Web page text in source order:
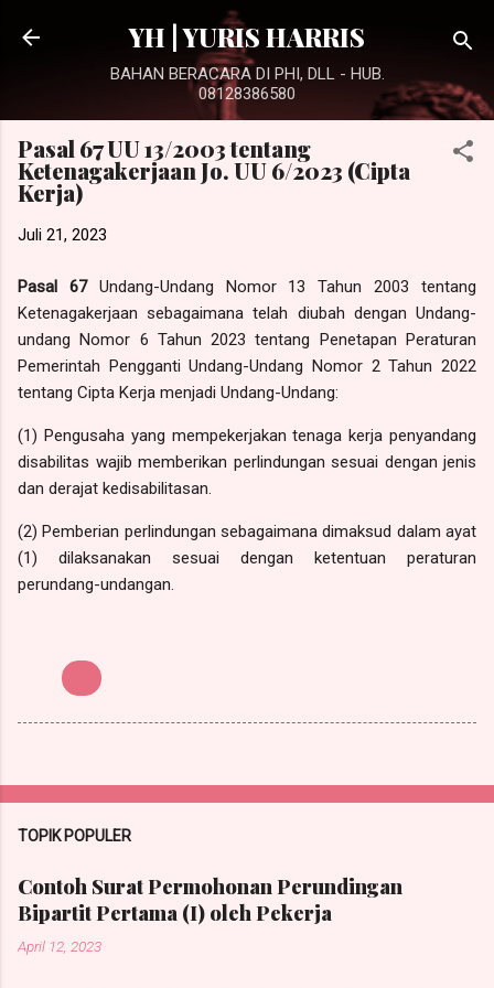
Langsung ke konten utama
YH | YURIS HARRIS
BAHAN BERACARA DI PHI, DLL - HUB.
08128386580
Pasal 67 UU 13/2003 tentang
Ketenagakerjaan Jo. UU 6/2023 (Cipta
Kerja)
Juli 21, 2023
Pasal 67
Undang-Undang Nomor 13 Tahun 2003 tentang
Ketenagakerjaan sebagaimana telah diubah dengan Undang-
undang Nomor 6 Tahun 2023 tentang Penetapan Peraturan
Pemerintah Pengganti Undang-Undang Nomor 2 Tahun 2022
tentang Cipta Kerja menjadi Undang-Undang:
(1) Pengusaha yang mempekerjakan tenaga kerja penyandang
disabilitas wajib memberikan perlindungan sesuai dengan jenis
dan derajat kedisabilitasan.
(2) Pemberian perlindungan sebagaimana dimaksud dalam ayat
(1) dilaksanakan sesuai dengan ketentuan peraturan
perundang-undangan.
TOPIK POPULER
Contoh Surat Permohonan Perundingan
Bipartit Pertama (I) oleh Pekerja
April 12, 2023